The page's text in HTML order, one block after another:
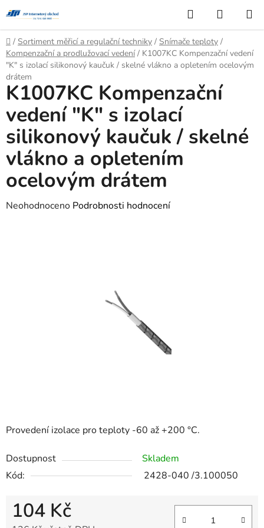
na
obsah
Hledat
KOŠÍK
Domů
/ Sortiment měřicí a regulační techniky / Snímače teploty /
Kompenzační a prodlužovací vedení / K1007KC Kompenzační vedení
"K" s izolací silikonový kaučuk / skelné vlákno a opletením ocelovým
drátem
Provedení izolace pro teploty -60 až +200 °C.
Dostupnost
Skladem
Kód:
2428-040 /3.100050
104 Kč
K1007KC Kompenzační
vedení "K" s izolací
silikonový kaučuk / skelné
vlákno a opletením
ocelovým drátem
Průměrné
Neohodnoceno Podrobnosti hodnocení